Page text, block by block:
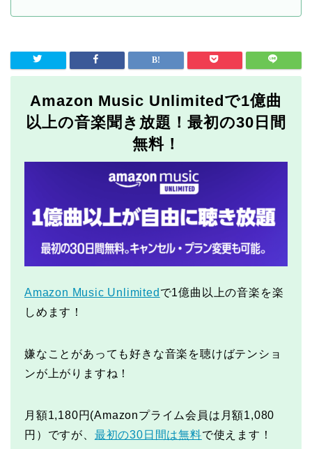
Amazon Music Unlimitedで1億曲
以上の音楽聞き放題！最初の30日間
無料！
Amazon Music Unlimited で1億曲以上の音楽を楽
しめます！
嫌なことがあっても好きな音楽を聴けばテンショ
ンが上がりますね！
月額1,180円(Amazonプライム会員は月額1,080
円）ですが、 最初の30日間は無料で使えます！